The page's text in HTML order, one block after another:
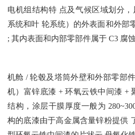
电机组结构特 点及气候区域划分
系统和叶 轮系统）的外表面和外部
; 其内表面和内部零部件属于 C3 腐蚀
机舱 / 轮毂及塔筒外壁和外部零部
机）富锌底漆 + 环氧云铁中间漆 +
结构，涂层干膜厚度一般为
构的底漆由于高金属含量锌粉提供